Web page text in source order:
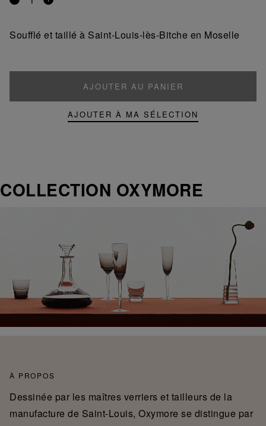
Retirer
Ajouter
Soufflé et taillé à Saint-Louis-lès-Bitche en Moselle
AJOUTER AU PANIER
AJOUTER À MA SÉLECTION
COLLECTION OXYMORE
À PROPOS
Dessinée par les maîtres verriers et tailleurs de la
manufacture de Saint-Louis, Oxymore se distingue par